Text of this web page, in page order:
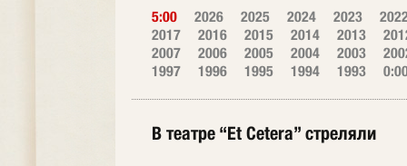
5:00 2026 2025 2024 2023
2017
2016 2015 2014 2013
2007
2006 2005 2004 2003
1997
1996 1995 1994 1993
В театре “Et Cetera” стреляли